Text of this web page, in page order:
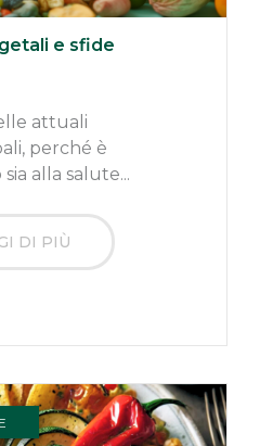
e sfide
attuali
perché è
alla salute...
DI PIÙ